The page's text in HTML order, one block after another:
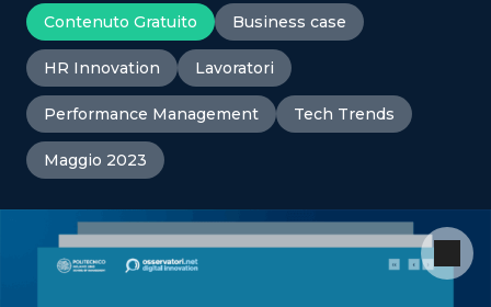
Contenuto Gratuito Business case
HR Innovation Lavoratori
Performance Management Tech Trends
Maggio 2023